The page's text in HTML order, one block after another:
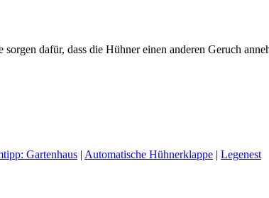
dafür, dass die Hühner einen anderen Geruch
Gartenhaus Automatische Hühnerklappe
Legenest